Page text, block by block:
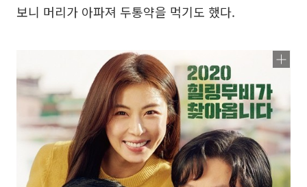
보니 머리가 아파져 두통약을 먹기도 했다.